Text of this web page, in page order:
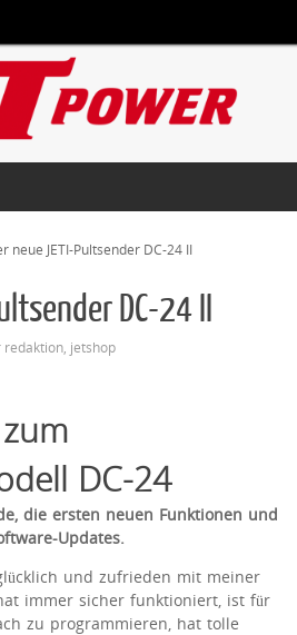
neue JETI-Pultsender DC-24 II
DC-24 II
redaktion, jetshop
DC-24
die ersten neuen Funktionen und
Updates.
und zufrieden mit meiner
immer sicher funktioniert, ist für
zu programmieren, hat tolle